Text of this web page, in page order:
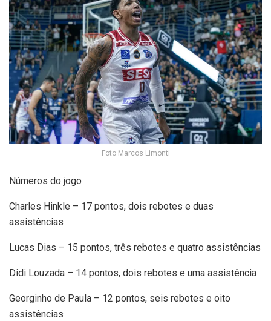
Foto Marcos Limonti
Números do jogo
Charles Hinkle – 17 pontos, dois rebotes e duas
assistências
Lucas Dias – 15 pontos, três rebotes e quatro assistências
Didi Louzada – 14 pontos, dois rebotes e uma assistência
Georginho de Paula – 12 pontos, seis rebotes e oito
assistências